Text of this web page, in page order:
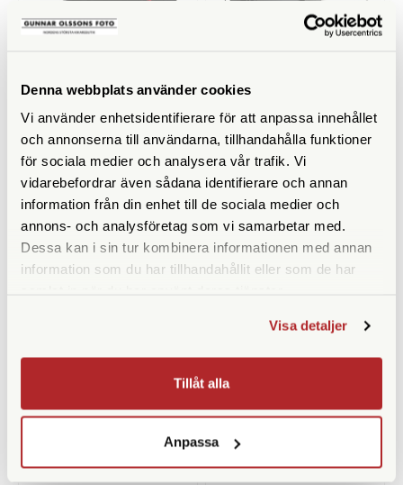
Denna webbplats använder cookies
Vi använder enhetsidentifierare för att anpassa innehållet
och annonserna till användarna, tillhandahålla funktioner
för sociala medier och analysera vår trafik. Vi
vidarebefordrar även sådana identifierare och annan
information från din enhet till de sociala medier och
annons- och analysföretag som vi samarbetar med.
Dessa kan i sin tur kombinera informationen med annan
information som du har tillhandahållit eller som de har
Visa detaljer
Tillåt alla
Anpassa
Vintage Visual
Vintage Visual AGO Film
Processor
Finns i lager
4.990 SEK
LÄS MER
KÖP
Valoi
Valoi Easy 120
Finns i lager
4.990 SEK
LÄS MER
KÖP
Valoi Leica